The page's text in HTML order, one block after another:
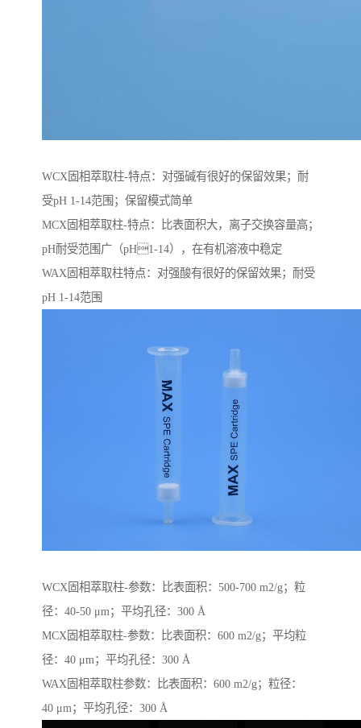
WCX固相萃取柱-特点：对强碱有很好的保留效果；耐
受pH 1-14范围；保留模式简单
MCX固相萃取柱-特点：比表面积大，离子交换容量高；
pH耐受范围⼴（pH1-14），在有机溶液中稳定
WAX固相萃取柱特点：对强酸有很好的保留效果；耐受
pH 1-14范围
WCX固相萃取柱-参数：比表面积：500-700 m2/g；粒
径：40-50 μm；平均孔径：300 Å
MCX固相萃取柱-参数：比表面积：600 m2/g；平均粒
径：40 μm；平均孔径：300 Å
WAX固相萃取柱参数：比表面积：600 m2/g；粒径：
40 μm；平均孔径：300 Å